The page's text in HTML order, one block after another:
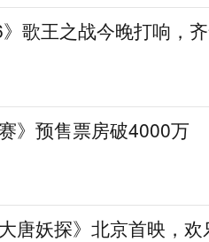
》歌王之战今晚打响，
》预售票房破4000万
唐妖探》北京首映，